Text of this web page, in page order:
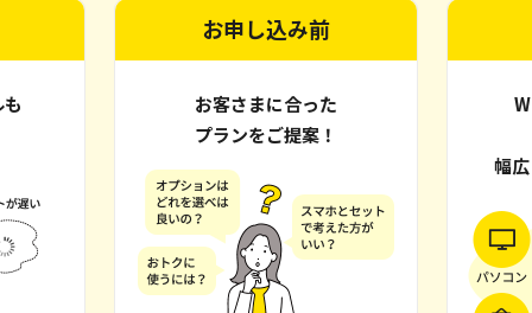
円/月、2年目からは10,144円/月となります。地デジ・BSコ
ースの場合：「eo暮らしスタート割」「eoの10ギガ割」
レビパック割」の適用が条件です。詳しくは
ください。7～12カ月目は3,594円/月、2年目からは8,544円/
※2 別途契約事務手数料3,300円が必要です。標準工事費
（29,700円）は24回の分割払いでのお支払いとなります
が、キャンペーンにより、標準工事費分割支払い代金と同額
を毎月割引いたします。（2カ月目1,249円、3～25カ月目
1,237円割引）標準工事費分割払いの途中で解約された場合
お申し込み前
お客さまに合った
プランをご提案！
幅